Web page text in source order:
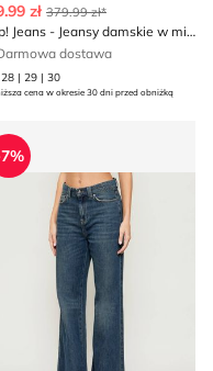
zł 379.99 zł*
Joop! Jeans - Jeansy damskie w miejskim stylu
dostawa
| 29 | 30
cena w okresie 30 dni przed obniżką
Jeansdamskie w miejskim